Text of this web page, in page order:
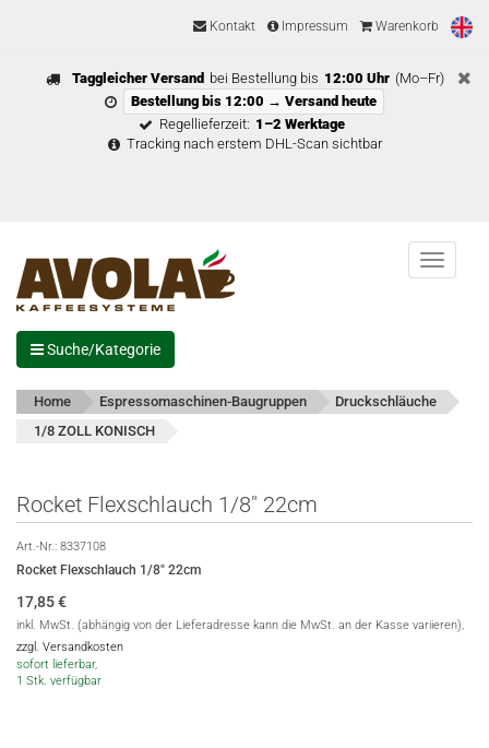
Kontakt Impressum Warenkorb
Taggleicher Versand bei Bestellung bis 12:00 Uhr (Mo–Fr)
Bestellung bis 12:00 → Versand heute
Regellieferzeit: 1–2 Werktage
Tracking nach erstem DHL-Scan sichtbar
Menu
Suche/Kategorie
Home Espressomaschinen-Baugruppen
Druckschläuche
1/8 ZOLL KONISCH
Rocket Flexschlauch 1/8" 22cm
Art.-Nr.: 8337108
Rocket Flexschlauch 1/8" 22cm
17,85€
inkl. MwSt. (abhängig von der Lieferadresse kann die MwSt. an der Kasse variieren),
zzgl. Versandkosten
sofort lieferbar,
1 Stk. verfügbar